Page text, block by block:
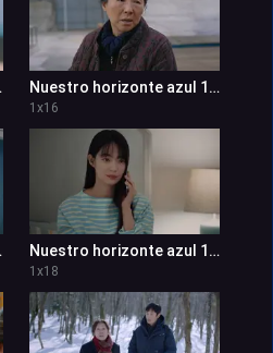
Nuestro horizonte azul 1x16
1 x16
Nuestro horizonte azul 1x18
1 x18